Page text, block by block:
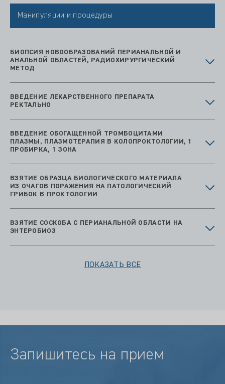
Манипуляции и процедуры
БИОПСИЯ НОВООБРАЗОВАНИЙ ПЕРИАНАЛЬНОЙ И
АНАЛЬНОЙ ОБЛАСТЕЙ, РАДИОХИРУРГИЧЕСКИЙ
МЕТОД
ВВЕДЕНИЕ ЛЕКАРСТВЕННОГО ПРЕПАРАТА
РЕКТАЛЬНО
ВВЕДЕНИЕ ОБОГАЩЕННОЙ ТРОМБОЦИТАМИ
ПЛАЗМЫ, ПЛАЗМОТЕРАПИЯ В КОЛОПРОКТОЛОГИИ, 1
ПРОБИРКА, 1 ЗОНА
ВЗЯТИЕ ОБРАЗЦА БИОЛОГИЧЕСКОГО МАТЕРИАЛА
ИЗ ОЧАГОВ ПОРАЖЕНИЯ НА ПАТОЛОГИЧЕСКИЙ
ГРИБОК В ПРОКТОЛОГИИ
ВЗЯТИЕ СОСКОБА С ПЕРИАНАЛЬНОЙ ОБЛАСТИ НА
ЭНТЕРОБИОЗ
ПОКАЗАТЬ ВСЕ
Запишитесь на прием